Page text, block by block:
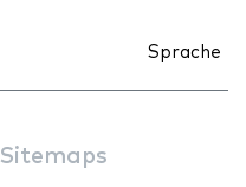
Sprache
Sitemaps